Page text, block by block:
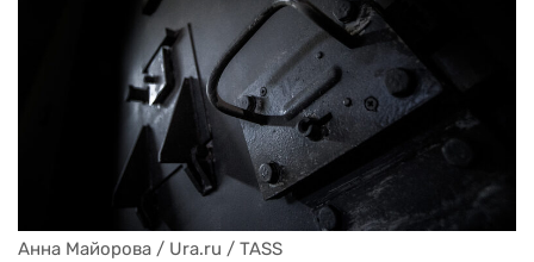
Анна Майорова / Ura.ru / TASS